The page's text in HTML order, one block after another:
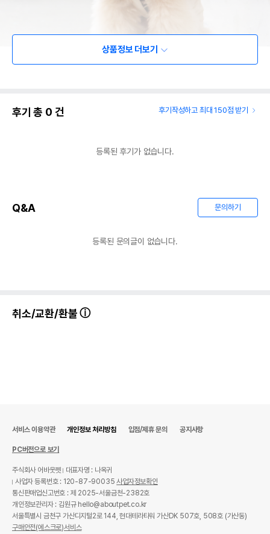
상품정보 더보기
후기 총 0 건 후기작성하고 최대 150점 받기
등록된 후기가 없습니다.
Q&A 문의하기
등록된 문의글이 없습니다.
취소/교환/환불
서비스 이용약관 개인정보 처리방침 입점/제휴 문의 공지사항
PC버전으로 보기
주식회사 어바웃펫
대표자명 : 나옥귀
사업자 등록번호 : 120-87-90035사업자정보확인
통신판매업신고번호 : 제 2025-서울금천-2382호
개인정보관리자 : 김원규 hello@aboutpet.co.kr
서울특별시 금천구 가산디지털2로 144, 현대테라타워 가산DK 507호, 508호 (가산동)
구매안전(에스크로)서비스